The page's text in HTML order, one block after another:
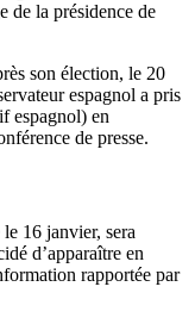
de la présidence de
son élection, le 20
espagnol a pris
espagnol) en
de presse.
16 janvier, sera
d’apparaître en
rapportée par